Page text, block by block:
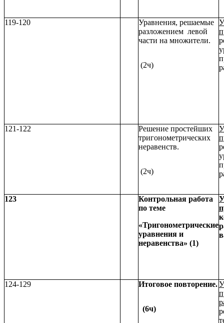
119-120
Уравнения, решаемые
разложением левой
части на множители.
(2ч)
121-122
Решение простейших
тригонометрических
неравенств.
(2ч)
123
Контрольная работа
по теме
«Тригонометрические
уравнения и
неравенства» (1)
124-129 Итоговое повторение.
(6ч)